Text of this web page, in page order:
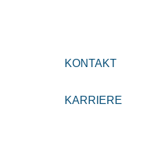
KONTAKT
KARRIERE